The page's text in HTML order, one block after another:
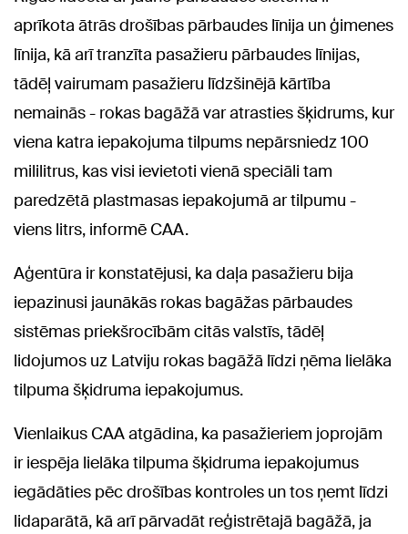
aprīkota ātrās drošības pārbaudes līnija un ģimenes
līnija, kā arī tranzīta pasažieru pārbaudes līnijas,
tādēļ vairumam pasažieru līdzšinējā kārtība
nemainās - rokas bagāžā var atrasties šķidrums, kur
viena katra iepakojuma tilpums nepārsniedz 100
mililitrus, kas visi ievietoti vienā speciāli tam
paredzētā plastmasas iepakojumā ar tilpumu -
viens litrs, informē CAA.
Aģentūra ir konstatējusi, ka daļa pasažieru bija
iepazinusi jaunākās rokas bagāžas pārbaudes
sistēmas priekšrocībām citās valstīs, tādēļ
lidojumos uz Latviju rokas bagāžā līdzi ņēma lielāka
tilpuma šķidruma iepakojumus.
Vienlaikus CAA atgādina, ka pasažieriem joprojām
ir iespēja lielāka tilpuma šķidruma iepakojumus
iegādāties pēc drošības kontroles un tos ņemt līdzi
lidaparātā, kā arī pārvadāt reģistrētajā bagāžā, ja